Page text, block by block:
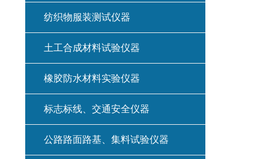
纺织物服装测试仪器
土工合成材料试验仪器
橡胶防水材料实验仪器
标志标线、交通安全仪器
公路路面路基、集料试验仪器